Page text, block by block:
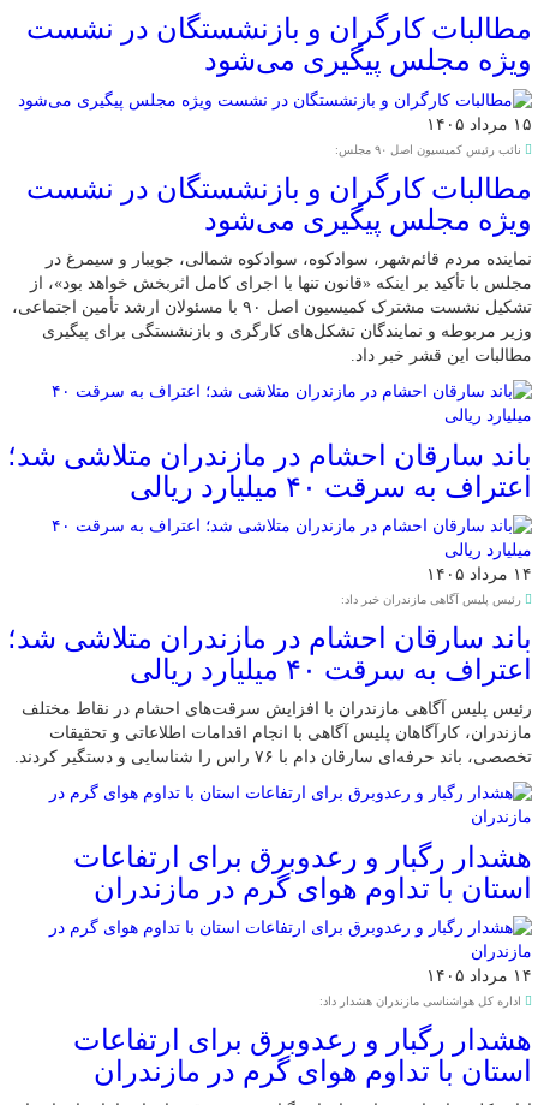
مطالبات کارگران و بازنشستگان در نشست
ویژه مجلس پیگیری می‌شود
۱۵ مرداد ۱۴۰۵
نائب رئیس کمیسیون اصل ۹۰ مجلس:
مطالبات کارگران و بازنشستگان در نشست
ویژه مجلس پیگیری می‌شود
نماینده مردم قائم‌شهر، سوادکوه، سوادکوه شمالی، جویبار و سیمرغ در
مجلس با تأکید بر اینکه «قانون تنها با اجرای کامل اثربخش خواهد بود»، از
تشکیل نشست مشترک کمیسیون اصل ۹۰ با مسئولان ارشد تأمین اجتماعی،
وزیر مربوطه و نمایندگان تشکل‌های کارگری و بازنشستگی برای پیگیری
مطالبات این قشر خبر داد.
باند سارقان احشام در مازندران متلاشی شد؛
اعتراف به سرقت ۴۰ میلیارد ریالی
۱۴ مرداد ۱۴۰۵
رئیس پلیس آگاهی مازندران خبر داد:
باند سارقان احشام در مازندران متلاشی شد؛
اعتراف به سرقت ۴۰ میلیارد ریالی
رئیس پلیس آگاهی مازندران با افزایش سرقت‌های احشام در نقاط مختلف
مازندران، کارآگاهان پلیس آگاهی با انجام اقدامات اطلاعاتی و تحقیقات
تخصصی، باند حرفه‌ای سارقان دام با ۷۶ راس را شناسایی و دستگیر کردند.
هشدار رگبار و رعدوبرق برای ارتفاعات
استان با تداوم هوای گرم در مازندران
۱۴ مرداد ۱۴۰۵
اداره کل هواشناسی مازندران هشدار داد:
هشدار رگبار و رعدوبرق برای ارتفاعات
استان با تداوم هوای گرم در مازندران